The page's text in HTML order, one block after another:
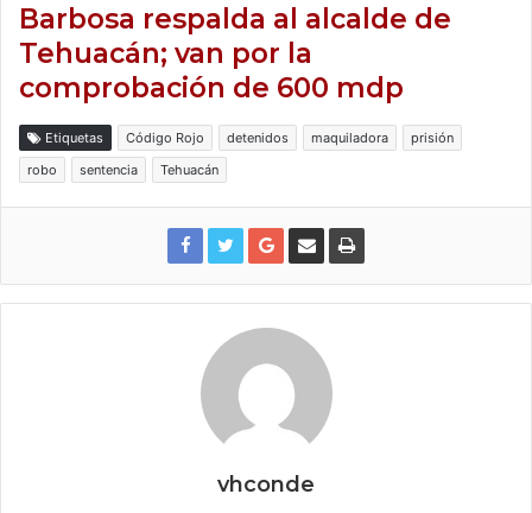
Barbosa respalda al alcalde de
Tehuacán; van por la
comprobación de 600 mdp
Etiquetas Código Rojo detenidos maquiladora
prisión
robo
sentencia Tehuacán
vhconde